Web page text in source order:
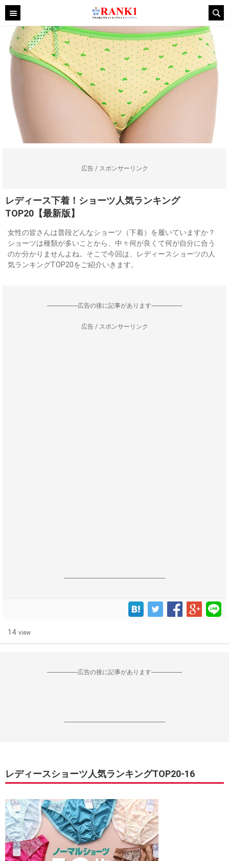
広告 / スポンサーリンク
レディース下着！ショーツ人気ランキング
TOP20【最新版】
女性の皆さんは普段どんなショーツ（下着）を履いていますか？
ショーツは種類が多いことから、中々何が良くて何が自分に合う
のか分かりませんよね。そこで今回は、レディースショーツの人
気ランキングTOP20をご紹介いきます。
--------------------広告の後に記事があります--------------------
広告 / スポンサーリンク
------------------------------------------------------------------
14 view
--------------------広告の後に記事があります--------------------
------------------------------------------------------------------
レディースショーツ人気ランキングTOP20-16